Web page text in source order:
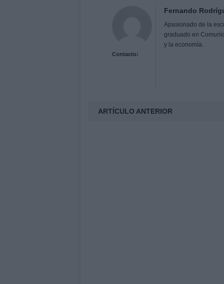
Contacto:
Fernando
Apasionado de la
graduado en
y la economía.
ARTÍCULO ANTERIOR